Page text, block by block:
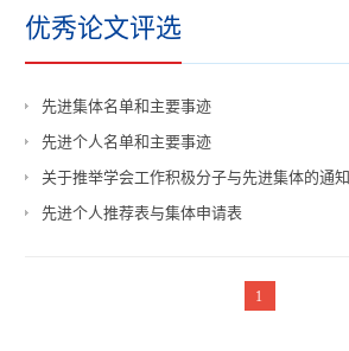
优秀论文评选
先进集体名单和主要事迹
先进个人名单和主要事迹
关于推举学会工作积极分子与先进集体的通知
先进个人推荐表与集体申请表
1